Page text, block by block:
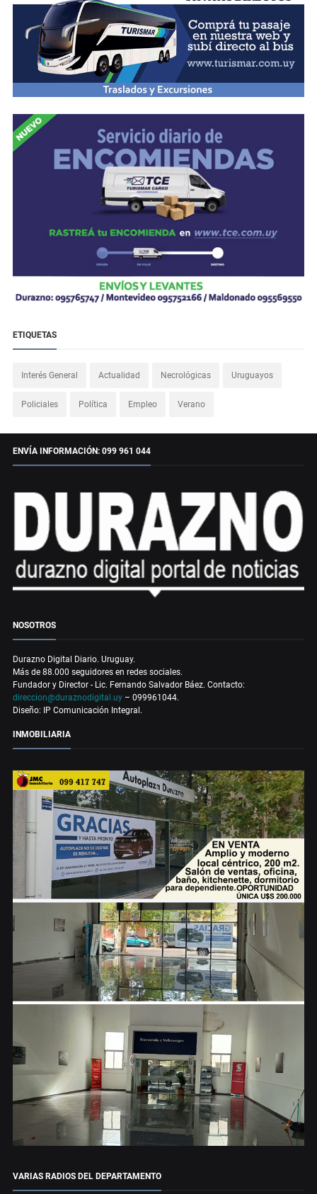
ETIQUETAS
Interés General Actualidad Necrológicas Uruguayos
Policiales Política Empleo Verano
ENVÍA INFORMACIÓN: 099 961 044
NOSOTROS
Durazno Digital Diario. Uruguay.
Más de 88.000 seguidores en redes sociales.
Fundador y Director - Lic. Fernando Salvador Báez. Contacto:
direccion@duraznodigital.uy – 099961044.
Diseño: IP Comunicación Integral.
INMOBILIARIA
VARIAS RADIOS DEL DEPARTAMENTO